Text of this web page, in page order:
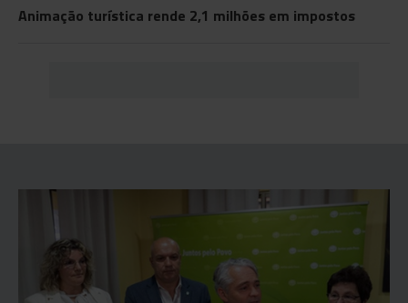
Animação turística rende 2,1 milhões em impostos